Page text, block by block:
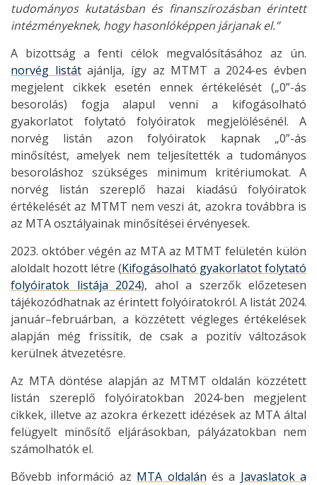
tudományos kutatásban és finanszírozásban érintett
intézményeknek, hogy hasonlóképpen járjanak el.”
A bizottság a fenti célok megvalósításához az ún.
norvég listátajánlja, így az MTMT a 2024-es évben
megjelent cikkek esetén ennek értékelését („0”-ás
besorolás) fogja alapul venni a kifogásolható
gyakorlatot folytató folyóiratok megjelölésénél. A
norvég listán azon folyóiratok kapnak „0”-ás
minősítést, amelyek nem teljesítették a tudományos
besoroláshoz szükséges minimum kritériumokat. A
norvég listán szereplő hazai kiadású folyóiratok
értékelését az MTMT nem veszi át, azokra továbbra is
az MTA osztályainak minősítései érvényesek.
2023. október végén az MTA az MTMT felületén külön
aloldalt hozott létre (Kifogásolható gyakorlatot folytató
folyóiratok listája 2024), ahol a szerzők előzetesen
tájékozódhatnak az érintett folyóiratokról. A listát 2024.
január–februárban, a közzétett végleges értékelések
alapján még frissítik, de csak a pozitív változások
kerülnek átvezetésre.
Az MTA döntése alapján az MTMT oldalán közzétett
listán szereplő folyóiratokban 2024-ben megjelent
cikkek, illetve az azokra érkezett idézések az MTA által
felügyelt minősítő eljárásokban, pályázatokban nem
számolhatók el.
Bővebb információ az MTA oldalán és a Javaslatok a